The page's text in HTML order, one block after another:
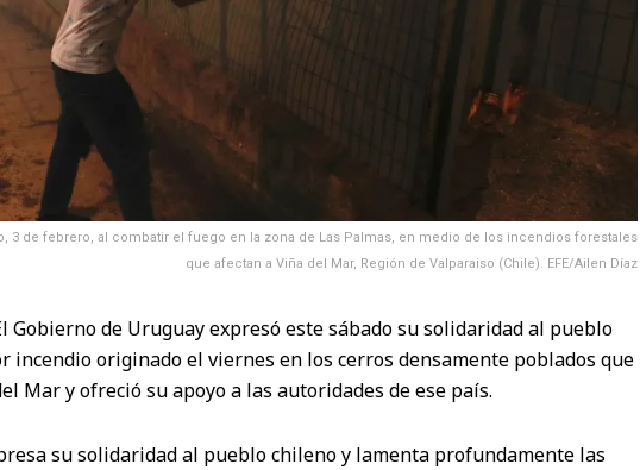
3 de febrero, al combatir el fuego en la zona de Las Palmas, en medio de los incendios forestales
que afectan a Viña del Mar, Región de Valparaiso (Chile). EFE/Ailen Díaz
Gobierno de Uruguay expresó este sábado su solidaridad al pueblo
incendio originado el viernes en los cerros densamente poblados que
Mar y ofreció su apoyo a las autoridades de ese país.
su solidaridad al pueblo chileno y lamenta profundamente las